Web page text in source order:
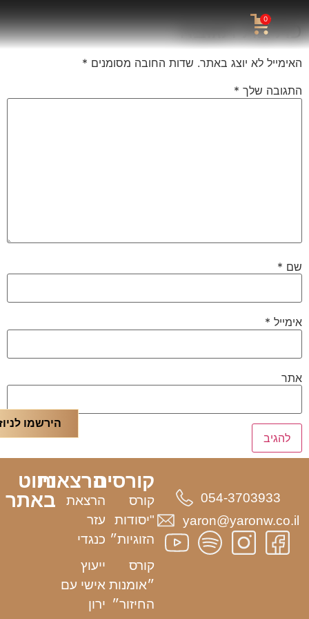
0
כתיבת תגובה
האימייל לא יוצג באתר. שדות החובה מסומנים *
התגובה שלך *
שם *
אימייל *
אתר
קורסים
קורס
"יסודות
הזוגיות״
קורס
״אומנות
החיזור״
הרצאות
הרצאת
עזר
כנגדי
ייעוץ
אישי עם
ירון
ניווט
באתר
054-3703933
yaron@yaronw.co.il
הירשמו